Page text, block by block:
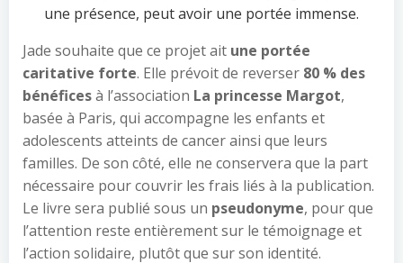
une présence, peut avoir une portée immense.
Jade souhaite que ce projet ait une portée
caritative forte. Elle prévoit de reverser 80 % des
bénéficesà l’association La princesse Margot,
basée à Paris, qui accompagne les enfants et
adolescents atteints de cancer ainsi que leurs
familles. De son côté, elle ne conservera que la part
nécessaire pour couvrir les frais liés à la publication.
Le livre sera publié sous un pseudonyme, pour que
l’attention reste entièrement sur le témoignage et
l’action solidaire, plutôt que sur son identité.